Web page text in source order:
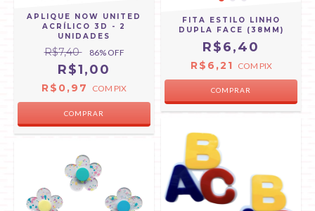
APLIQUE NOW UNITED
ACRÍLICO 3D - 2
UNIDADES
R$7,40 86% OFF
R$1,00
R$0,97 COM PIX
FITA ESTILO LINHO
DUPLA FACE (38MM)
R$6,40
R$6,21 COM PIX
COMPRAR